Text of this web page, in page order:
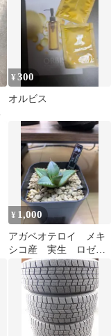
¥300
オルビス
¥ 1,000
アガベオテロイ メキ
シコ産 実生 ロゼッ